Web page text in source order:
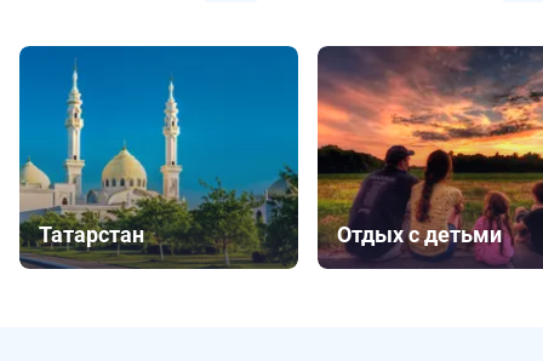
Татарстан Отдых с детьми